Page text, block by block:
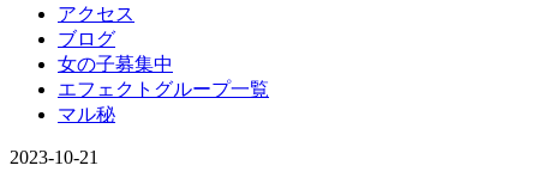
アクセス
ブログ
女の子募集中
エフェクトグループ一覧
マル秘
2023-10-21